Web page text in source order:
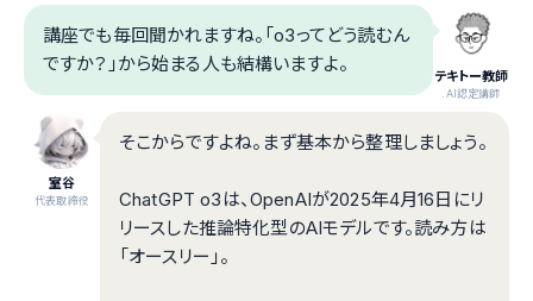
テキトー教師
.AI認定講師
講座でも毎回聞かれますね。「o3ってどう読むん
ですか？」から始まる人も結構いますよ。
室谷
代表取締役
そこからですよね。まず基本から整理しましょう。
ChatGPT o3は、OpenAIが2025年4月16日にリ
リースした推論特化型のAIモデルです。読み方は
「オースリー」。